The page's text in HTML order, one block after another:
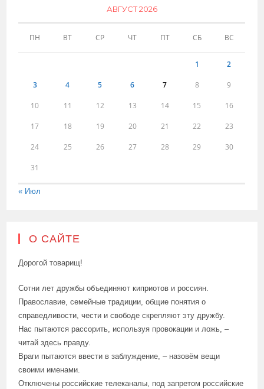
АВГУСТ 2026
ПН ВТ СР ЧТ ПТ СБ ВС
1 2
3 4 5 6 7 8 9
10 11 12 13 14 15 16
17 18 19 20 21 22 23
24 25 26 27 28 29 30
31
« Июл
О САЙТЕ
Дорогой товарищ!
Сотни лет дружбы объединяют киприотов и россиян.
Православие, семейные традиции, общие понятия о
справедливости, чести и свободе скрепляют эту дружбу.
Нас пытаются рассорить, используя провокации и ложь, –
читай здесь правду.
Враги пытаются ввести в заблуждение, – назовём вещи
своими именами.
Отключены российские телеканалы, под запретом российские